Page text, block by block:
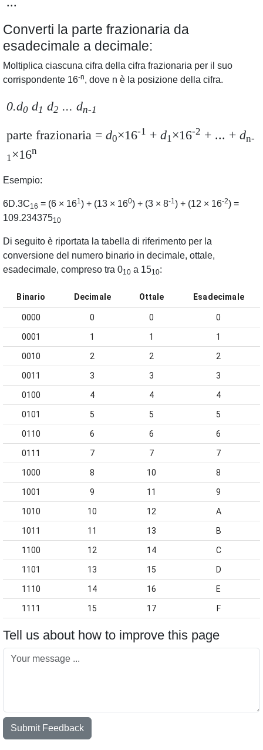
Converti la parte frazionaria da
esadecimale a decimale:
Moltiplica ciascuna cifra della cifra frazionaria per il suo
corrispondente 16-n, dove n è la posizione della cifra.
0.d0 d1 d2 ... dn-1
parte frazionaria = d0×16-1 + d1×16-2 + ... + dn-
1×16n
Esempio:
6D.3C16 = (6 × 161) + (13 × 160) + (3 × 8-1) + (12 × 16-2) =
109.23437510
Di seguito è riportata la tabella di riferimento per la
conversione del numero binario in decimale, ottale,
esadecimale, compreso tra 010 a 1510:
Binario Decimale Ottale Esadecimale
0000 0 0 0
0001 1 1 1
0010 2 2 2
0011 3 3 3
0100 4 4 4
0101 5 5 5
0110 6 6 6
0111 7 7 7
1000 8 10 8
1001 9 11 9
1010 10 12 A
1011 11 13 B
1100 12 14 C
1101 13 15 D
1110 14 16 E
1111 15 17 F
Tell us about how to improve this page
Submit Feedback